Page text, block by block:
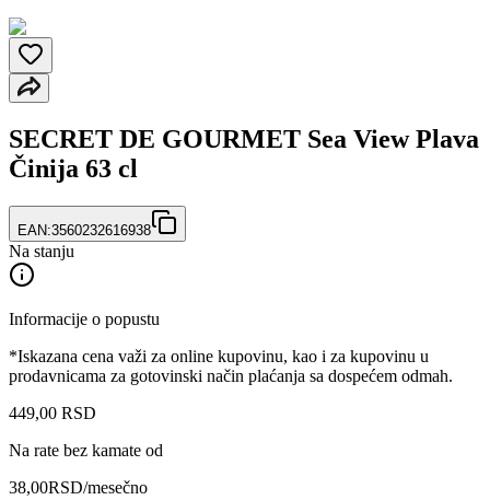
SECRET DE GOURMET Sea View Plava
Činija 63 cl
EAN:3560232616938
Na stanju
Informacije o popustu
*Iskazana cena važi za online kupovinu, kao i za kupovinu u
prodavnicama za gotovinski način plaćanja sa dospećem odmah.
449,00 RSD
Na rate bez kamate od
38,00RSD/mesečno